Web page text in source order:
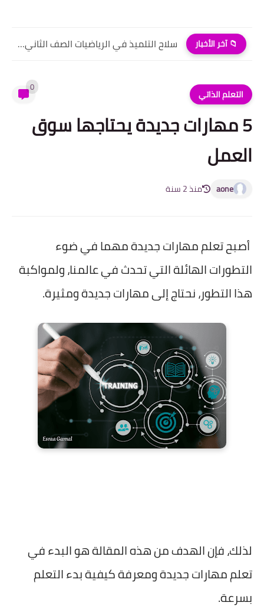
📁 آخر الأخبار سلاح التلميذ في الرياضيات الصف الثاني الابتدائي الترم الاول pdf
التعلم الذاتي 0
5 مهارات جديدة يحتاجها سوق
العمل
aone منذ 2 سنة
أصبح تعلم مهارات جديدة مهما في ضوء
التطورات الهائلة التي تحدث في عالمنا، ولمواكبة
هذا التطور، نحتاج إلى مهارات جديدة ومثيرة.
لذلك، فإن الهدف من هذه المقالة هو البدء في
تعلم مهارات جديدة ومعرفة كيفية بدء التعلم
بسرعة.